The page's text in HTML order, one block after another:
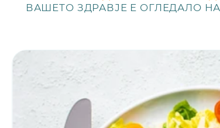
ВАШЕТО ЗДРАВЈЕ Е ОГЛЕДАЛО